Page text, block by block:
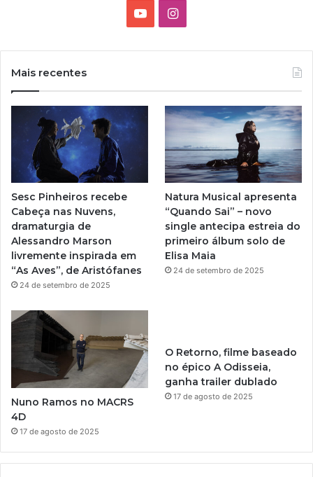
e
I
g
r
a
m
Mais recentes
Sesc Pinheiros recebe
Cabeça nas Nuvens,
dramaturgia de
Alessandro Marson
livremente inspirada em
“As Aves”, de Aristófanes
24 de setembro de 2025
Natura Musical apresenta
“Quando Sai” – novo
single antecipa estreia do
primeiro álbum solo de
Elisa Maia
24 de setembro de 2025
Nuno Ramos no MACRS
4D
17 de agosto de 2025
O Retorno, filme baseado
no épico A Odisseia,
ganha trailer dublado
17 de agosto de 2025